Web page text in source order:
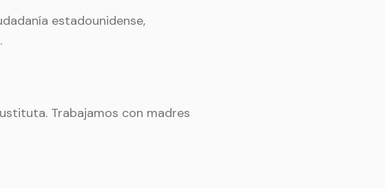
estadounidense,
Trabajamos con madres